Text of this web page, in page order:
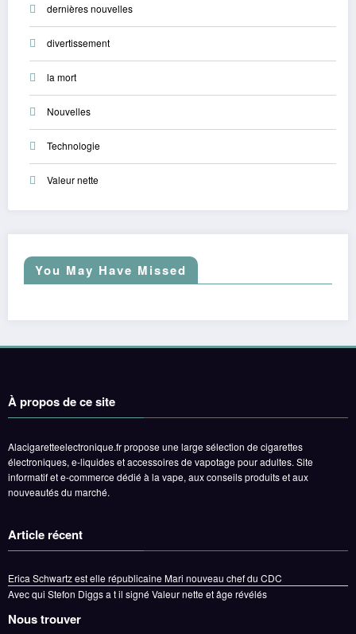
dernières nouvelles
divertissement
la mort
Nouvelles
Technologie
Valeur nette
You May Have Missed
À propos de ce site
Alacigaretteelectronique.fr propose une large sélection de cigarettes
électroniques, e-liquides et accessoires de vapotage pour adultes. Site
informatif et e-commerce dédié à la vape, aux conseils produits et aux
nouveautés du marché.
Article récent
Erica Schwartz est elle républicaine Mari nouveau chef du CDC
Avec qui Stefon Diggs a t il signé Valeur nette et âge révélés
Nous trouver